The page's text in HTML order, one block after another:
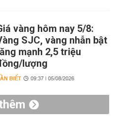
vàng hôm nay 5/8:
SJC, vàng nhẫn bật
mạnh 2,5 triệu
lượng
BIẾT 09:37 | 05/08/2026